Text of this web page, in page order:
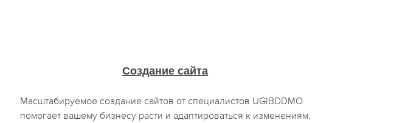
Создание сайта
Масштабируемое создание сайтов от специалистов UGIBDDMO
помогает вашему бизнесу расти и адаптироваться к изменениям.